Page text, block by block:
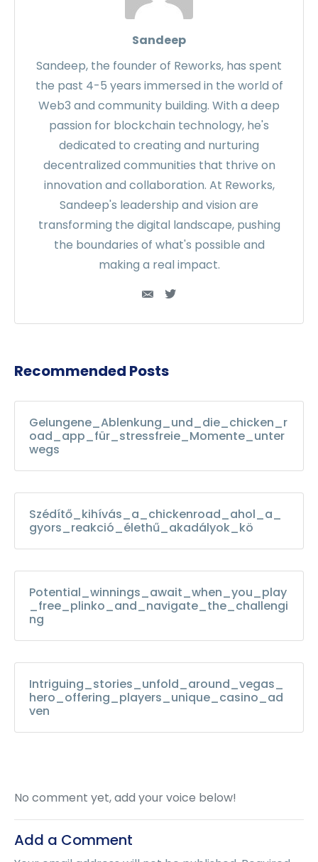
Sandeep
Sandeep, the founder of Reworks, has spent
the past 4-5 years immersed in the world of
Web3 and community building. With a deep
passion for blockchain technology, he's
dedicated to creating and nurturing
decentralized communities that thrive on
innovation and collaboration. At Reworks,
Sandeep's leadership and vision are
transforming the digital landscape, pushing
the boundaries of what's possible and
making a real impact.
Recommended Posts
Gelungene_Ablenkung_und_die_chicken_r
oad_app_für_stressfreie_Momente_unter
wegs
Szédítő_kihívás_a_chickenroad_ahol_a_
gyors_reakció_élethű_akadályok_kö
Potential_winnings_await_when_you_play
_free_plinko_and_navigate_the_challengi
ng
Intriguing_stories_unfold_around_vegas_
hero_offering_players_unique_casino_ad
ven
No comment yet, add your voice below!
Add a Comment